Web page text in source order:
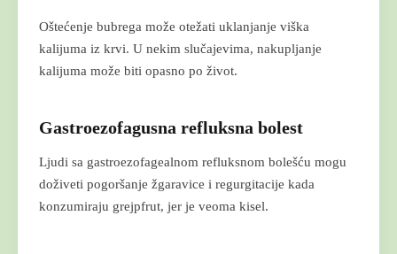
Oštećenje bubrega može otežati uklanjanje viška
kalijuma iz krvi. U nekim slučajevima, nakupljanje
kalijuma može biti opasno po život.
Gastroezofagusna refluksna bolest
Ljudi sa gastroezofagealnom refluksnom bolešću mogu
doživeti pogoršanje žgaravice i regurgitacije kada
konzumiraju grejpfrut, jer je veoma kisel.